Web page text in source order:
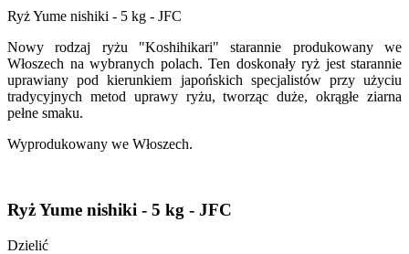
Ryż Yume nishiki - 5 kg - JFC
Nowy rodzaj ryżu "Koshihikari" starannie produkowany we
Włoszech na wybranych polach. Ten doskonały ryż jest starannie
uprawiany pod kierunkiem japońskich specjalistów przy użyciu
tradycyjnych metod uprawy ryżu, tworząc duże, okrągłe ziarna
pełne smaku.
Wyprodukowany we Włoszech.
Ryż Yume nishiki - 5 kg - JFC
Dzielić